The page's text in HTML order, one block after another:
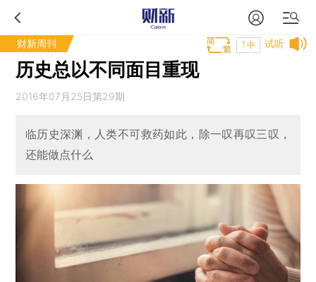
财新周刊 试听
T中
历史总以不同面目重现
2016年07月25日第29期
临历史深渊，人类不可救药如此，除一叹再叹三叹，
还能做点什么